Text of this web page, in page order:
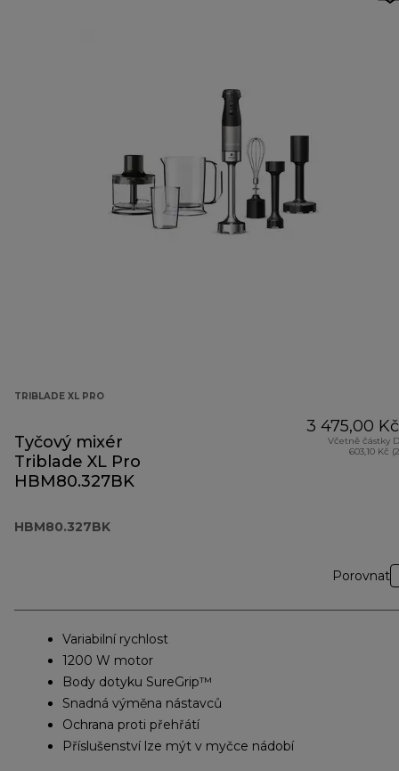
TRIBLADE XL PRO
Tyčový mixér
Triblade XL Pro
HBM80.327BK
HBM80.327BK
3 475,00 Kč
Včetně částky
603,10 Kč
Porovnat
Variabilní rychlost
1200 W motor
Body dotyku SureGrip™
Snadná výměna nástavců
Ochrana proti přehřátí
Příslušenství lze mýt v myčce nádobí